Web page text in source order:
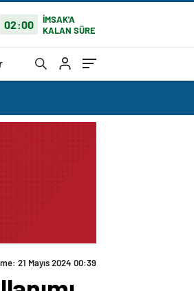
02:00
İMSAK'A
KALAN SÜRE
21 Mayıs 2024 00:39